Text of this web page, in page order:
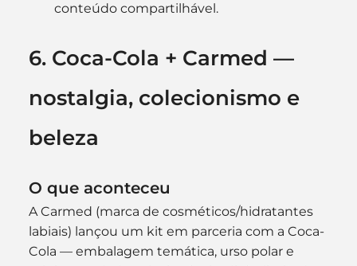
conteúdo compartilhável.
6. Coca-Cola + Carmed —
nostalgia, colecionismo e
beleza
O que aconteceu
A Carmed (marca de cosméticos/hidratantes
labiais) lançou um kit em parceria com a Coca-
Cola — embalagem temática, urso polar e